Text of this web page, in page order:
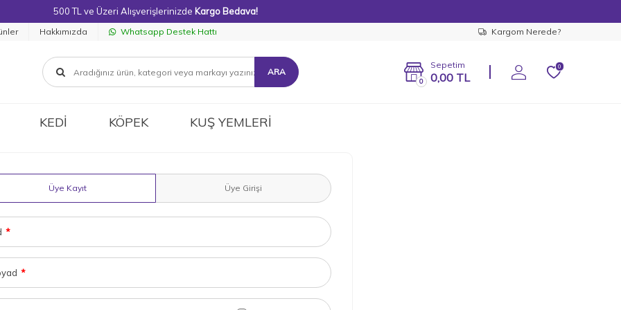
500 TL ve Üzeri Alışverişlerinizde Kargo Bedava!
Hakkımızda Whatsapp Destek Hattı Kargom Nerede?
ARA
0
Sepetim
0,00 TL
0
KEDİ KÖPEK KUŞ YEMLERİ
Üye Kayıt Üye Girişi
*
*